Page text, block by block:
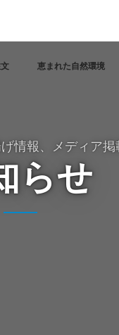
恵まれた自然環境
情報、メディア
らせ